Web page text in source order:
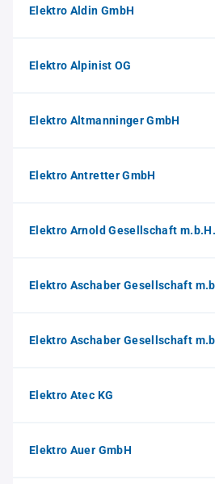
Elektro Aldin GmbH
Elektro Alpinist OG
Elektro Altmanninger GmbH
Elektro Antretter GmbH
Elektro Arnold Gesellschaft m.b.H.
Elektro Aschaber Gesellschaft
Elektro Aschaber Gesellschaft
Elektro Atec KG
Elektro Auer GmbH